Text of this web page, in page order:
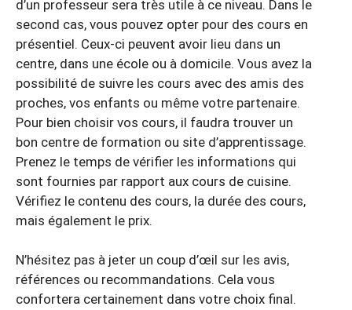
d’un professeur sera très utile à ce niveau. Dans le
second cas, vous pouvez opter pour des cours en
présentiel. Ceux-ci peuvent avoir lieu dans un
centre, dans une école ou à domicile. Vous avez la
possibilité de suivre les cours avec des amis des
proches, vos enfants ou même votre partenaire.
Pour bien choisir vos cours, il faudra trouver un
bon centre de formation ou site d’apprentissage.
Prenez le temps de vérifier les informations qui
sont fournies par rapport aux cours de cuisine.
Vérifiez le contenu des cours, la durée des cours,
mais également le prix.
N’hésitez pas à jeter un coup d’œil sur les avis,
références ou recommandations. Cela vous
confortera certainement dans votre choix final.